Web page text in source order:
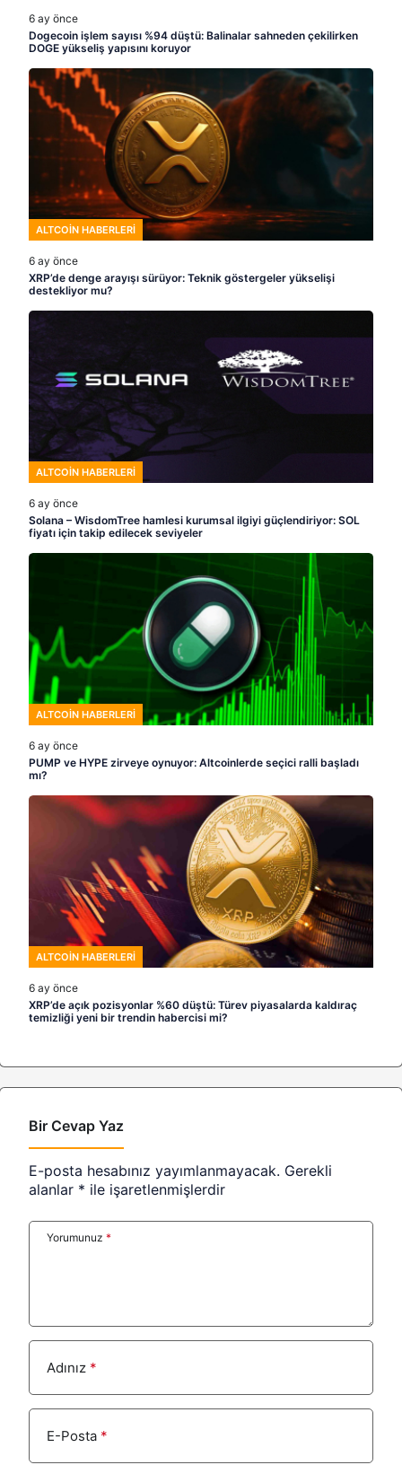
6 ay önce
Dogecoin işlem sayısı %94 düştü: Balinalar sahneden çekilirken
DOGE yükseliş yapısını koruyor
ALTCOIN HABERLERI
6 ay önce
XRP’de denge arayışı sürüyor: Teknik göstergeler yükselişi
destekliyor mu?
ALTCOIN HABERLERI
6 ay önce
Solana – WisdomTree hamlesi kurumsal ilgiyi güçlendiriyor: SOL
fiyatı için takip edilecek seviyeler
ALTCOIN HABERLERI
6 ay önce
PUMP ve HYPE zirveye oynuyor: Altcoinlerde seçici ralli başladı
mı?
ALTCOIN HABERLERI
6 ay önce
XRP’de açık pozisyonlar %60 düştü: Türev piyasalarda kaldıraç
temizliği yeni bir trendin habercisi mi?
Bir Cevap Yaz
E-posta hesabınız yayımlanmayacak. Gerekli
alanlar * ile işaretlenmişlerdir
Yorumunuz *
Adınız *
E-Posta *